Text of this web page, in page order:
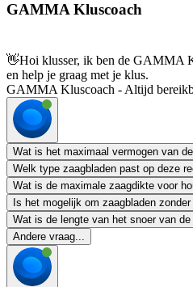
GAMMA Kluscoach
👋Hoi klusser, ik ben de GAMMA
en help je graag met je klus.
GAMMA Kluscoach - Altijd
Wat is het maximaal vermogen van
Welk type zaagbladen past op deze
Wat is de maximale zaagdikte voor
Is het mogelijk om zaagbladen
Wat is de lengte van het snoer van
Andere vraag...